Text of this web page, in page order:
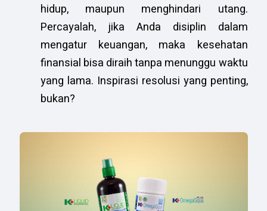
hidup, maupun menghindari utang.
Percayalah, jika Anda disiplin dalam
mengatur keuangan, maka kesehatan
finansial bisa diraih tanpa menunggu waktu
yang lama. Inspirasi resolusi yang penting,
bukan?